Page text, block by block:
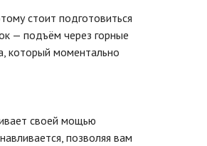
стоит подготовиться
— подъём через горные
который моментально
своей мощью
позволяя вам